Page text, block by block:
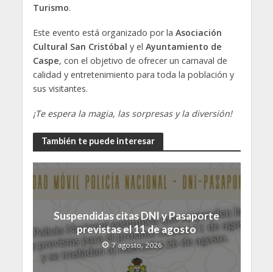
Turismo.
Este evento está organizado por la Asociación
Cultural San Cristóbal y el Ayuntamiento de
Caspe, con el objetivo de ofrecer un carnaval de
calidad y entretenimiento para toda la población y
sus visitantes.
¡Te espera la magia, las sorpresas y la diversión!
También te puede interesar
Suspendidas citas DNI y Pasaporte
previstas el 11 de agosto
7 agosto, 2026